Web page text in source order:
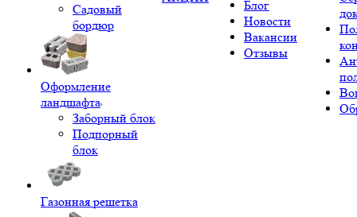
Садовый
бордюр
Оформление
ландшафта
Заборный блок
Подпорный
блок
Газонная решетка
Блог
Новости
Вакансии
Отзывы